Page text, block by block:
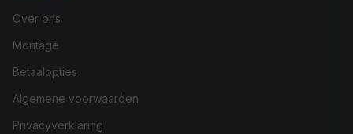
Over ons
Montage
Betaalopties
Algemene voorwaarden
Privacyverklaring